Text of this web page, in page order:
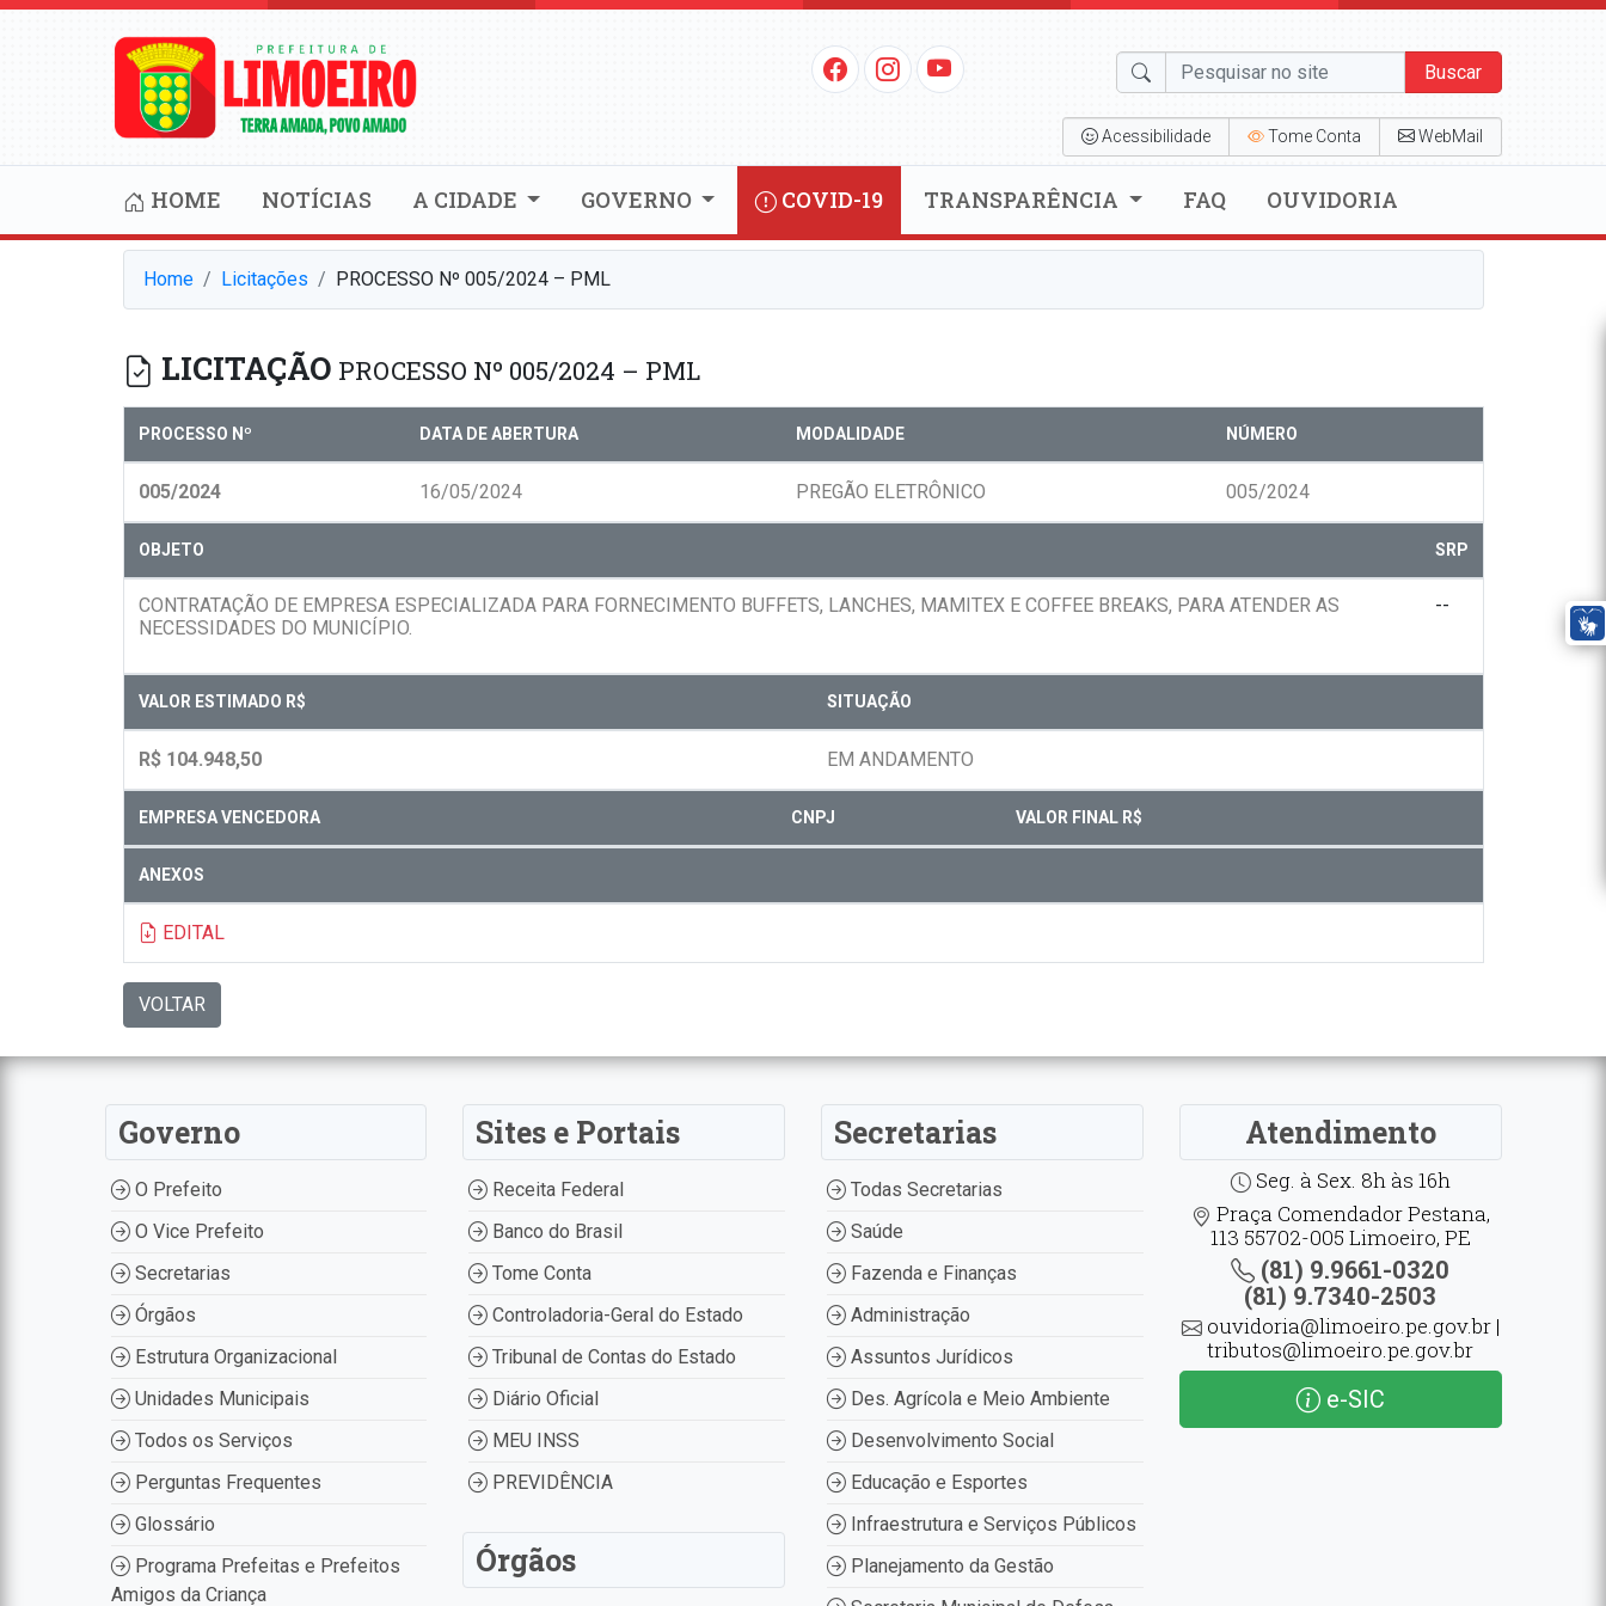
Buscar
Acessibilidade Tome Conta WebMail
HOME NOTÍCIAS A CIDADE GOVERNO COVID-19 TRANSPARÊNCIA FAQ OUVIDORIA
Home Licitações PROCESSO Nº 005/2024 – PML
LICITAÇÃO PROCESSO Nº 005/2024 – PML
PROCESSO Nº DATA DE ABERTURA MODALIDADE NÚMERO
005/2024 16/05/2024 PREGÃO ELETRÔNICO 005/2024
OBJETO SRP
CONTRATAÇÃO DE EMPRESA ESPECIALIZADA PARA FORNECIMENTO BUFFETS, LANCHES, MAMITEX E COFFEE BREAKS, PARA ATENDER AS
NECESSIDADES DO MUNICÍPIO.
--
VALOR ESTIMADO R$ SITUAÇÃO
R$ 104.948,50 EM ANDAMENTO
EMPRESA VENCEDORA CNPJ VALOR FINAL R$
ANEXOS
EDITAL
VOLTAR
Governo
O Prefeito
O Vice Prefeito
Secretarias
Órgãos
Estrutura Organizacional
Unidades Municipais
Todos os Serviços
Perguntas Frequentes
Glossário
Programa Prefeitas e Prefeitos
Amigos da Criança
Sites e Portais
Receita Federal
Banco do Brasil
Tome Conta
Controladoria-Geral do Estado
Tribunal de Contas do Estado
Diário Oficial
MEU INSS
PREVIDÊNCIA
Órgãos
Secretarias
Todas Secretarias
Saúde
Fazenda e Finanças
Administração
Assuntos Jurídicos
Des. Agrícola e Meio Ambiente
Desenvolvimento Social
Educação e Esportes
Infraestrutura e Serviços Públicos
Planejamento da Gestão
Atendimento
Seg. à Sex. 8h às 16h
Praça Comendador Pestana,
113 55702-005 Limoeiro, PE
(81) 9.9661-0320
(81) 9.7340-2503
ouvidoria@limoeiro.pe.gov.br |
tributos@limoeiro.pe.gov.br
e-SIC